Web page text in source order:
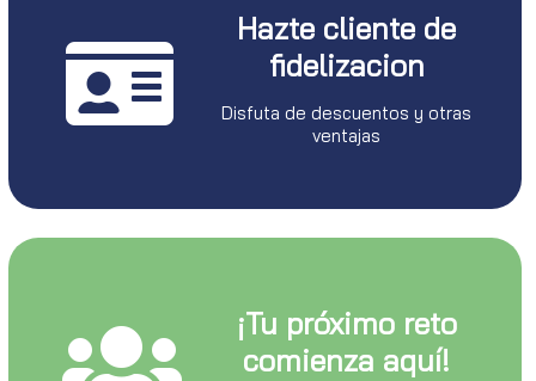
Hazte cliente de
fidelizacion
Disfuta de descuentos y otras
ventajas
¡Tu próximo reto
comienza aquí!